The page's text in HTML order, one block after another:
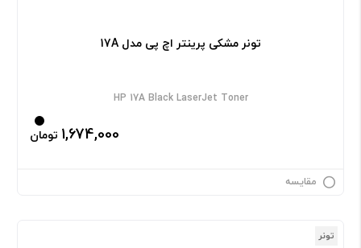
تونر مشکی پرینتر اچ پی مدل 17A
HP 17A Black LaserJet Toner
1,674,000 تومان
مقایسه
تونر